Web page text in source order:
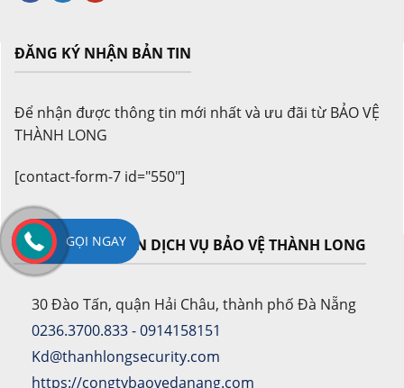
ĐĂNG KÝ NHẬN BẢN TIN
Để nhận được thông tin mới nhất và ưu đãi từ BẢO VỆ
THÀNH LONG
[contact-form-7 id="550"]
CÔNG TY CỔ PHẦN DỊCH VỤ BẢO VỆ THÀNH LONG
30 Đào Tấn, quận Hải Châu, thành phố Đà Nẵng
0236.3700.833 - 0914158151
Kd@thanhlongsecurity.com
https://congtybaovedanang.com
GỌI NGAY